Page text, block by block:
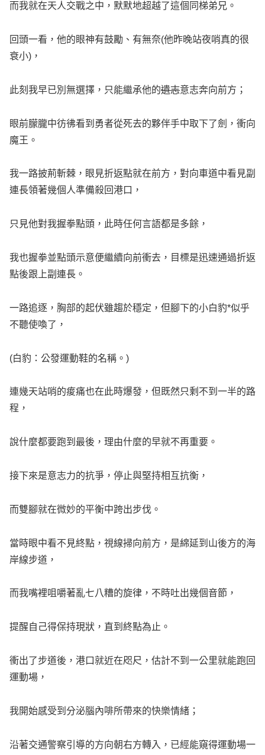
而我就在天人交戰之中，默默地超越了這個同梯弟兄。
回頭一看，他的眼神有鼓勵、有無奈(他昨晚站夜哨真的很
衰小)，
此刻我早已別無選擇，只能繼承他的遺志意志奔向前方；
眼前朦朧中彷彿看到勇者從死去的夥伴手中取下了劍，衝向
魔王。
我一路披荊斬棘，眼見折返點就在前方，對向車道中看見副
連長領著幾個人準備殺回港口，
只見他對我握拳點頭，此時任何言語都是多餘，
我也握拳並點頭示意便繼續向前衝去，目標是迅速通過折返
點後跟上副連長。
一路追逐，胸部的起伏雖趨於穩定，但腳下的小白豹*似乎
不聽使喚了，
(白豹：公發運動鞋的名稱。)
連幾天站哨的痠痛也在此時爆發，但既然只剩不到一半的路
程，
說什麼都要跑到最後，理由什麼的早就不再重要。
接下來是意志力的抗爭，停止與堅持相互抗衡，
而雙腳就在微妙的平衡中跨出步伐。
當時眼中看不見終點，視線掃向前方，是綿延到山後方的海
岸線步道，
而我嘴裡咀嚼著亂七八糟的旋律，不時吐出幾個音節，
提醒自己得保持現狀，直到終點為止。
衝出了步道後，港口就近在咫尺，估計不到一公里就能跑回
運動場，
我開始感受到分泌腦內啡所帶來的快樂情緒；
沿著交通警察引導的方向朝右方轉入，已經能窺得運動場一